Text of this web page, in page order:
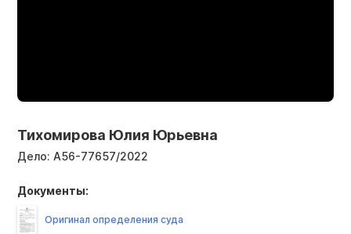
Тихомирова Юлия Юрьевна
Дело: А56-77657/2022
Документы:
Оригинал определения суда